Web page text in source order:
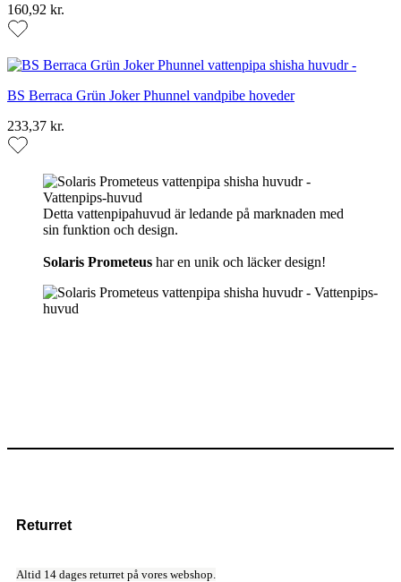
160,92 kr.
BS Berraca Grün Joker Phunnel vandpibe hoveder
233,37 kr.
Detta vattenpipahuvud är ledande på marknaden med
sin funktion och design.
Solaris Prometeus har en unik och läcker design!
Returret
Altid 14 dages returret på vores webshop.